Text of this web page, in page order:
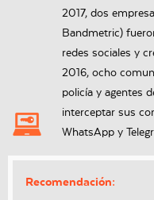
2017, dos
Bandmetric)
redes sociales y
2016, ocho
policía y agentes
interceptar sus
WhatsApp y
Recomendación: